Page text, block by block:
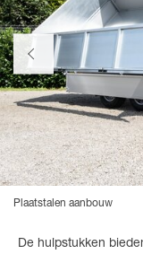
Plaatstalen aanbouw
De hulpstukken